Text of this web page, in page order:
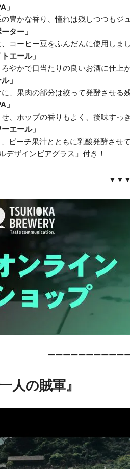
」
豊かな香り、憧れは残しつつもジ
ター」
コーヒー豆をふんだんに使用しま
エール」
やかで口当たりの良いお酒に仕上
」
、果肉の部分は絞って発酵させる
」
、ホップの香りもよく、後味すっ
エール」
ピーチ果汁とともに乳酸発酵させて
デザインビアグラス」付き！
▼▼▼
ーーーーーーーーーー
人の賊軍』